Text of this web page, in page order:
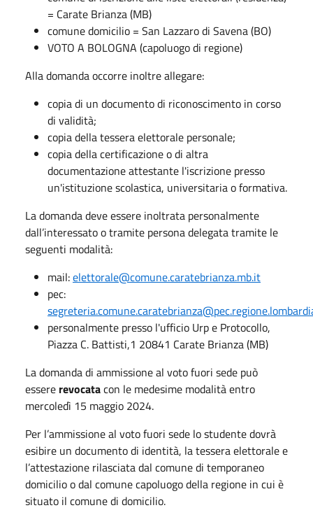
= Carate Brianza (MB)
comune domicilio = San Lazzaro di Savena (BO)
VOTO A BOLOGNA (capoluogo di regione)
Alla domanda occorre inoltre allegare:
copia di un documento di riconoscimento in corso
di validità;
copia della tessera elettorale personale;
copia della certificazione o di altra
documentazione attestante l'iscrizione presso
un'istituzione scolastica, universitaria o formativa.
La domanda deve essere inoltrata personalmente
dall’interessato o tramite persona delegata tramite le
seguenti modalità:
mail:elettorale@comune.caratebrianza.mb.it
pec:
personalmente presso l'ufficio Urp e Protocollo,
Piazza C. Battisti,1 20841 Carate Brianza (MB)
La domanda di ammissione al voto fuori sede può
essere revocatacon le medesime modalità entro
mercoledì 15 maggio 2024.
Per l’ammissione al voto fuori sede lo studente dovrà
esibire un documento di identità, la tessera elettorale e
l’attestazione rilasciata dal comune di temporaneo
domicilio o dal comune capoluogo della regione in cui è
situato il comune di domicilio.